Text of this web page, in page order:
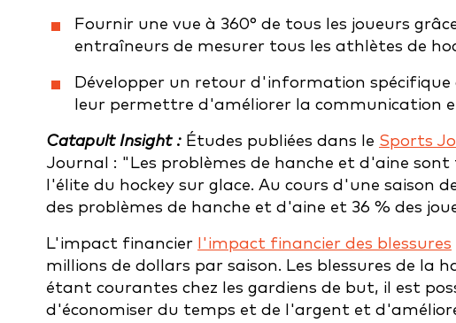
Fournir une vue à 360° de tous les joueurs
entraîneurs de mesurer tous les athlètes de
Développer un retour d'information
leur permettre d'améliorer la communication
Catapult Insight : Études publiées dans le Sports
Journal : "Les problèmes de hanche et d'aine
l'élite du hockey sur glace. Au cours d'une saison
des problèmes de hanche et d'aine et 36 % des
L'impact financier l'impact financier des blessures
millions de dollars par saison. Les blessures de la
étant courantes chez les gardiens de but, il est
d'économiser du temps et de l'argent et